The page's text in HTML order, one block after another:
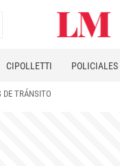
CIPOLLETTI POLICIALES
DE TRÁNSITO